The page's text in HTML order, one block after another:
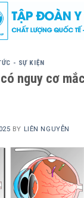
- SỰ KIỆN
nguy cơ
BY LIÊN NGUYỄN